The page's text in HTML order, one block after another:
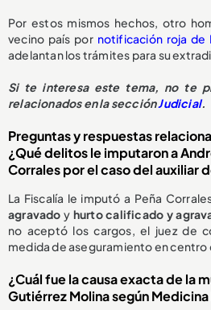
Por estos mismos hechos, otro
vecino país por notificación roja de
adelantan los trámites para su
Si te interesa este tema, no te
relacionados en la secciónJudicial.
Preguntas y respuestas
¿Qué delitos le imputaron a
Corrales por el caso del auxiliar
La Fiscalía le imputó a Peña
agravado y hurto calificado y
no aceptó los cargos, el juez de
medida de aseguramiento en centro
¿Cuál fue la causa exacta de la
Gutiérrez Molina según